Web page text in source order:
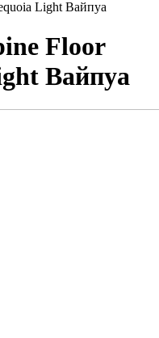
Light Вайпуа
Floor
Вайпуа